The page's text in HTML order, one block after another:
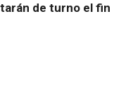
de turno el fin